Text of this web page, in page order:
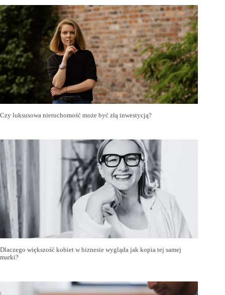
Czy luksusowa nieruchomość może być złą inwestycją?
Dlaczego większość kobiet w biznesie wygląda jak kopia tej samej
marki?